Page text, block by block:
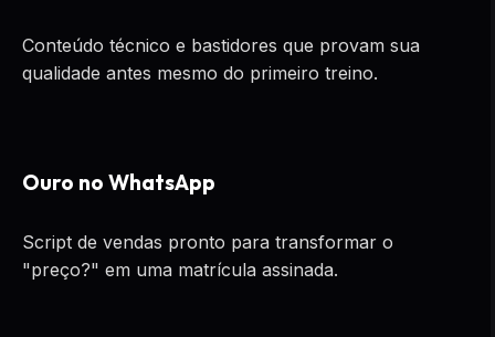
Conteúdo técnico e bastidores que provam sua
qualidade antes mesmo do primeiro treino.
Ouro no WhatsApp
Script de vendas pronto para transformar o
"preço?" em uma matrícula assinada.